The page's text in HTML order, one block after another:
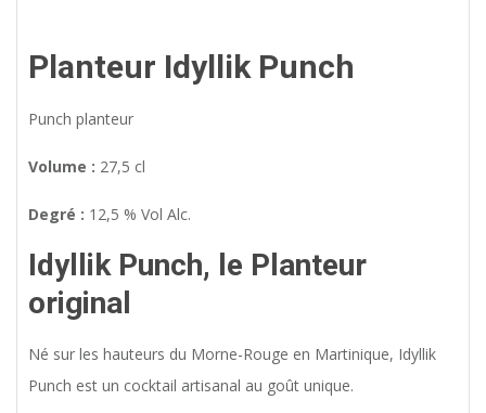
Planteur Idyllik Punch
Punch planteur
Volume : 27,5 cl
Degré : 12,5 % Vol Alc.
Idyllik Punch, le Planteur
original
Né sur les hauteurs du Morne-Rouge en Martinique, Idyllik
Punch est un cocktail artisanal au goût unique.